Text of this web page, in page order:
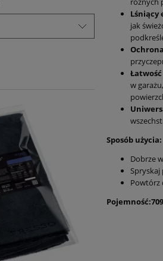
Lśniący
jak
w
Sposób użycia:
Dobrze
Powtórz